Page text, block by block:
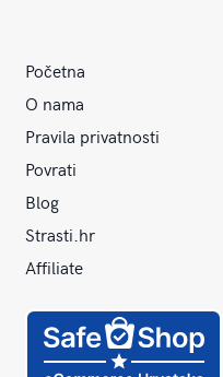
Početna
O nama
Pravila privatnosti
Povrati
Blog
Strasti.hr
Affiliate